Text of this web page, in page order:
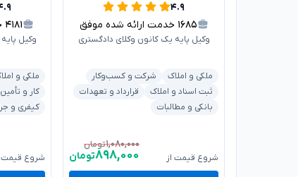
۴.۹
۱۶۸۵ خدمت ارائه شده موفق
وکیل پایه یک کانون وکلای دادگستری
ملکی و املاک
شرکت و کسب‌وکار
ثبت اسناد و املاک
قرارداد و تعهدات
بانکی و مطالبات
شروع قیمت از
۱,۰۸۰,۰۰۰تومان
۸۹۸,۰۰۰تومان
۴۱۸۱
وکیل
ملکی و
کار و
کیفری و
شروع قیمت